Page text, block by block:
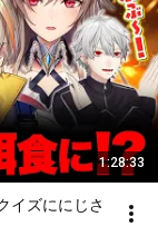
1:28:33
イズににじさ